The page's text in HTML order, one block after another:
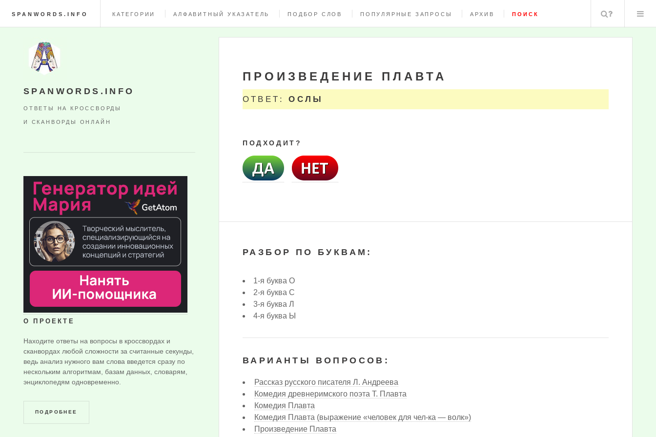
SPANWORDS.INFO КАТЕГОРИИ АЛФАВИТНЫЙ УКАЗАТЕЛЬ ПОДБОР СЛОВ ПОПУЛЯРНЫЕ ЗАПРОСЫ АРХИВ ПОИСК Поиск
ПРОИЗВЕДЕНИЕ ПЛАВТА
ОТВЕТ:ОСЛЫ
ПОДХОДИТ?
РАЗБОР ПО БУКВАМ:
1-я буква О
2-я буква С
3-я буква Л
4-я буква Ы
ВАРИАНТЫ ВОПРОСОВ:
Рассказ русского писателя Л. Андреева
Комедия древнеримского поэта Т. Плавта
Комедия Плавта
Комедия Плавта (выражение «человек для чел-ка — волк»)
Произведение Плавта
SPANWORDS.INFO
ОТВЕТЫ НА КРОССВОРДЫ
И СКАНВОРДЫ ОНЛАЙН
О ПРОЕКТЕ
Находите ответы на вопросы в кроссвордах и
сканвордах любой сложности за считанные секунды,
ведь анализ нужного вам слова введется сразу по
нескольким алгоритмам, базам данных, словарям,
энциклопедям одновременно.
ПОДРОБНЕЕ